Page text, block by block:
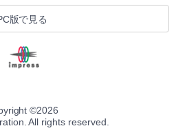
版で見る
©2026
All rights reserved.